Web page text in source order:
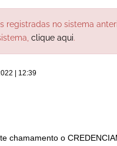
registradas no sistema
clique aqui.
| 12:39
chamamento o